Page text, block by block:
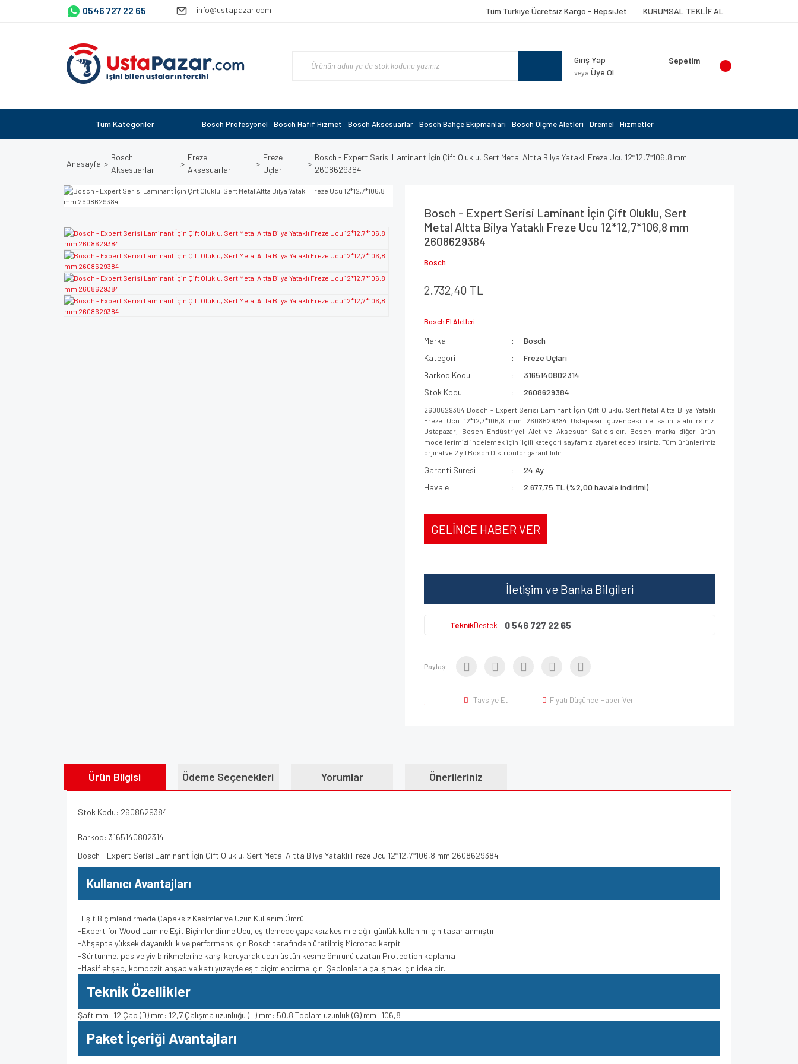
0546 727 22 65 info@ustapazar.com Tüm Türkiye Ücretsiz Kargo - HepsiJet KURUMSAL TEKLİF AL
Giriş Yap
veya Üye Ol
Sepetim
Tüm Kategoriler Bosch Profesyonel Bosch Hafif Hizmet Bosch Aksesuarlar Bosch Bahçe Ekipmanları Bosch Ölçme Aletleri Dremel Hizmetler
Anasayfa
Bosch
Aksesuarlar
Freze
Aksesuarları
Freze
Uçları
Bosch - Expert Serisi Laminant İçin Çift Oluklu, Sert Metal Altta Bilya Yataklı Freze Ucu 12*12,7*106,8 mm
2608629384
Bosch - Expert Serisi Laminant İçin Çift Oluklu, Sert
Metal Altta Bilya Yataklı Freze Ucu 12*12,7*106,8 mm
2608629384
Bosch
2.732,40 TL
Bosch El Aletleri
Marka
Bosch
Kategori
Freze Uçları
Barkod Kodu
3165140802314
Stok Kodu
2608629384
2608629384 Bosch - Expert Serisi Laminant İçin Çift Oluklu, Sert Metal Altta Bilya Yataklı
Freze Ucu 12*12,7*106,8 mm 2608629384 Ustapazar güvencesi ile satın alabilirsiniz.
Ustapazar, Bosch Endüstriyel Alet ve Aksesuar Satıcısıdır. Bosch marka diğer ürün
modellerimizi incelemek için ilgili kategori sayfamızı ziyaret edebilirsiniz. Tüm ürünlerimiz
orjinal ve 2 yıl Bosch Distribütör garantilidir.
Garanti Süresi
24 Ay
Havale
2.677,75 TL (%2,00 havale indirimi)
GELİNCE HABER VER
İletişim ve Banka Bilgileri
TeknikDestek 0 546 727 22 65
Paylaş:
Tavsiye Et Fiyatı Düşünce Haber Ver
Ürün Bilgisi Ödeme Seçenekleri Yorumlar Önerileriniz
Stok Kodu: 2608629384
Barkod: 3165140802314
Bosch - Expert Serisi Laminant İçin Çift Oluklu, Sert Metal Altta Bilya Yataklı Freze Ucu 12*12,7*106,8 mm 2608629384
Kullanıcı Avantajları
-Eşit Biçimlendirmede Çapaksız Kesimler ve Uzun Kullanım Ömrü
-Expert for Wood Lamine Eşit Biçimlendirme Ucu, eşitlemede çapaksız kesimle ağır günlük kullanım için tasarlanmıştır
-Ahşapta yüksek dayanıklılık ve performans için Bosch tarafından üretilmiş Microteq karpit
-Sürtünme, pas ve yiv birikmelerine karşı koruyarak ucun üstün kesme ömrünü uzatan Proteqtion kaplama
-Masif ahşap, kompozit ahşap ve katı yüzeyde eşit biçimlendirme için. Şablonlarla çalışmak için idealdir.
Teknik Özellikler
Şaft mm: 12 Çap (D) mm: 12,7 Çalışma uzunluğu (L) mm: 50,8 Toplam uzunluk (G) mm: 106,8
Paket İçeriği Avantajları